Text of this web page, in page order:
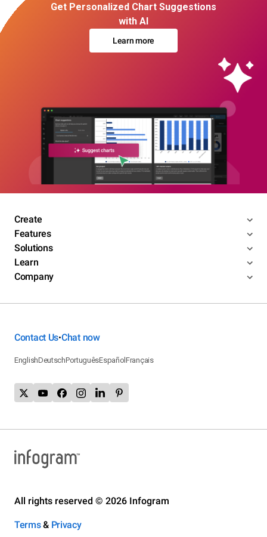
Get Personalized Chart Suggestions
with AI
Learn more
Create
Features
Solutions
Learn
Company
Contact Us•Chat now
EnglishDeutschPortuguêsEspañolFrançais
All rights reserved © 2026 Infogram
Terms& Privacy